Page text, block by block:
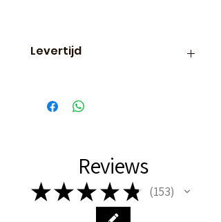
Levertijd
vaak de volgende dag al in
huis!
Reviews
★★★ ★ ★ 153
153